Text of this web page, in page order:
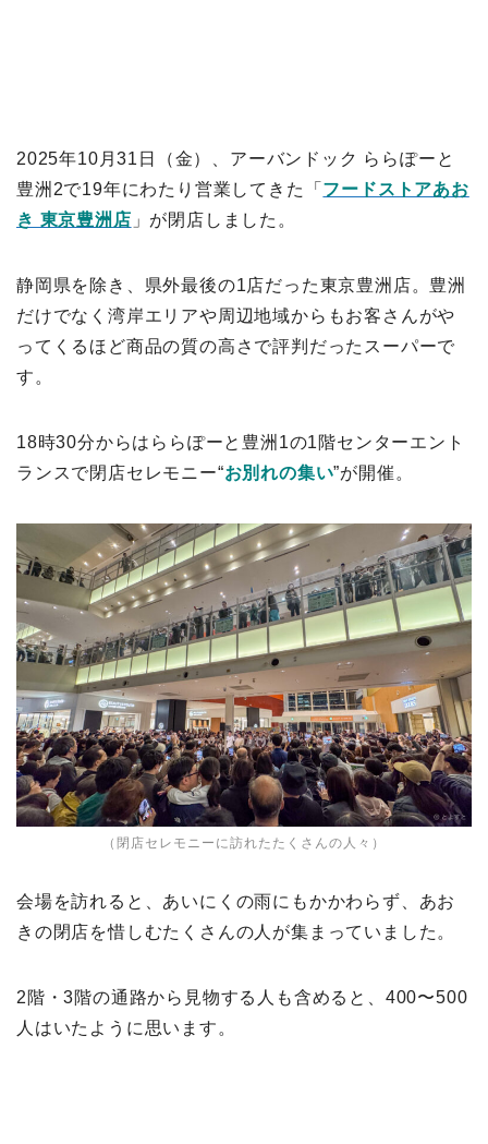
2025年10月31日（金）、アーバンドック ららぽーと
豊洲2で19年にわたり営業してきた「 フードストアあお
き 東京豊洲店 」が閉店しました。
静岡県を除き、県外最後の1店だった東京豊洲店。豊洲
だけでなく湾岸エリアや周辺地域からもお客さんがや
ってくるほど商品の質の高さで評判だったスーパーで
す。
18時30分からはららぽーと豊洲1の1階センターエント
ランスで閉店セレモニー“お別れの集い”が開催。
（閉店セレモニーに訪れたたくさんの人々）
会場を訪れると、あいにくの雨にもかかわらず、あお
きの閉店を惜しむたくさんの人が集まっていました。
2階・3階の通路から見物する人も含めると、400〜500
人はいたように思います。